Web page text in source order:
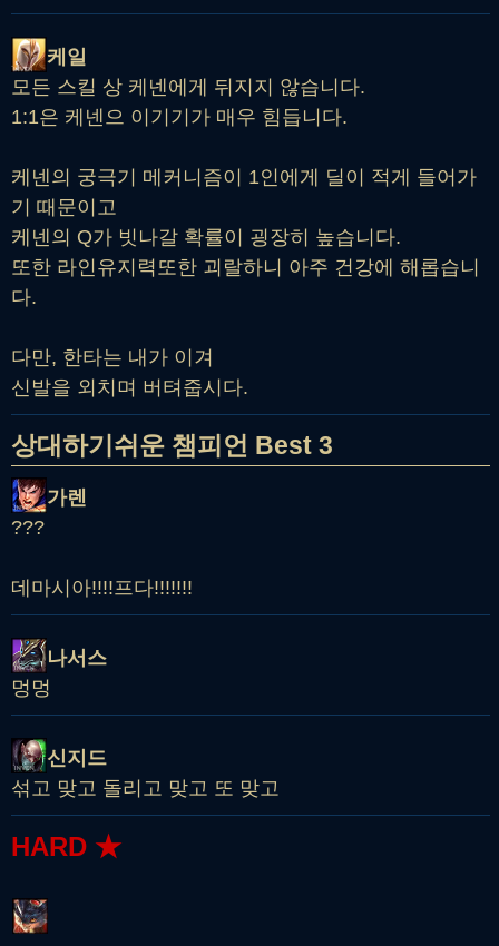
케일
모든 스킬 상 케넨에게 뒤지지 않습니다.
1:1은 케넨으 이기기가 매우 힘듭니다.
케넨의 궁극기 메커니즘이 1인에게 딜이 적게 들어가
기 때문이고
케넨의 Q가 빗나갈 확률이 굉장히 높습니다.
또한 라인유지력또한 괴랄하니 아주 건강에 해롭습니
다.
다만, 한타는 내가 이겨
신발을 외치며 버텨줍시다.
상대하기쉬운 챔피언 Best 3
가렌
???
데마시아!!!!프다!!!!!!!
나서스
멍멍
신지드
섞고 맞고 돌리고 맞고 또 맞고
HARD ★